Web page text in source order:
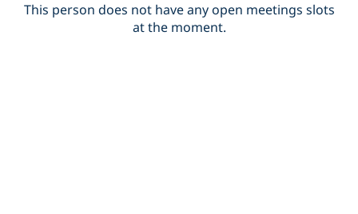
This person does not have any open meetings slots
at the moment.